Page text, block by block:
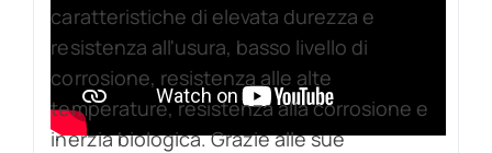
caratteristiche di elevata durezza e
resistenza all'usura, basso livello di
corrosione, resistenza alle alte
temperature, resistenza alla corrosione e
inerzia biologica. Grazie alle sue